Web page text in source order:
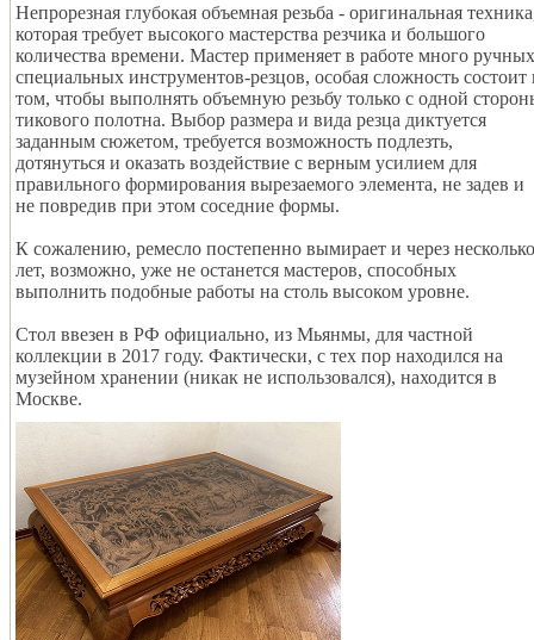
Непрорезная глубокая объемная резьба - оригинальная
которая требует высокого мастерства резчика и большого
количества времени. Мастер применяет в работе много ручных
специальных инструментов-резцов, особая сложность состоит
том, чтобы выполнять объемную резьбу только с одной
тикового полотна. Выбор размера и вида резца диктуется
заданным сюжетом, требуется возможность подлезть,
дотянуться и оказать воздействие с верным усилием для
правильного формирования вырезаемого элемента, не задев и
не повредив при этом соседние формы.
К сожалению, ремесло постепенно вымирает и через несколько
лет, возможно, уже не останется мастеров, способных
выполнить подобные работы на столь высоком уровне.
Стол ввезен в РФ официально, из Мьянмы, для частной
коллекции в 2017 году. Фактически, с тех пор находился на
музейном хранении (никак не использовался), находится в
Москве.